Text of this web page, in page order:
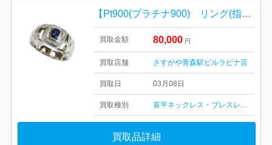
【Pt900(プラチナ900) リング(指輪)/貴金属・アクセサリー・サファイヤ・宝石・メンズ・レディース】
買取金額 80,000 円
買取店舗 さすがや青森駅ビルラビナ店
買取日 03月08日
買取種別 喜平ネックレス・ブレスレット
買取品詳細